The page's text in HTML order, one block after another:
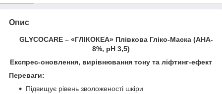
Опис
GLYCOCARE – «ГЛІКОКЕА» Плівкова Гліко-Маска (AHA-
8%, pH 3,5)
Експрес-оновлення, вирівнювання тону та ліфтинг-ефект
Переваги:
Підвищує рівень зволоженості шкіри